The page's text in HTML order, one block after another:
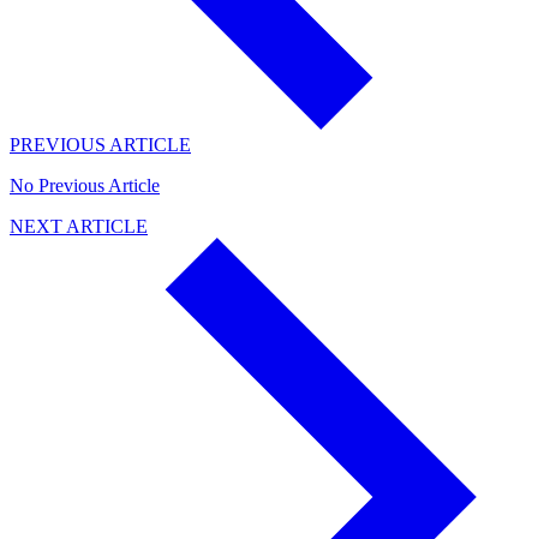
PREVIOUS ARTICLE
No Previous Article
NEXT ARTICLE